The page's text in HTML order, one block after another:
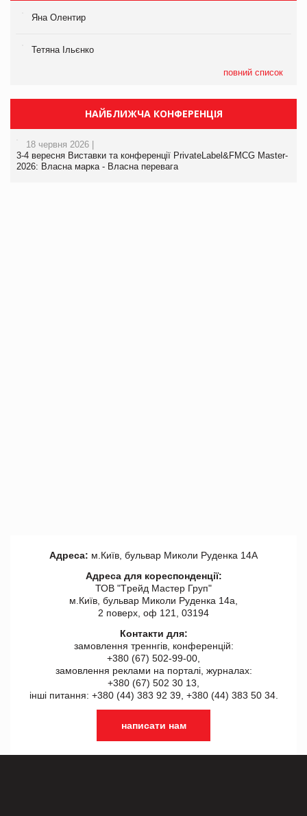
Яна Олентир
Тетяна Ільєнко
повний список
НАЙБЛИЖЧА КОНФЕРЕНЦІЯ
18 червня 2026 |
3-4 вересня Виставки та конференції PrivateLabel&FMCG Master-
2026: Власна марка - Власна перевага
Адреса: м.Київ, бульвар Миколи Руденка 14А
Адреса для кореспонденції:
ТОВ "Tрейд Мастер Груп"
м.Київ, бульвар Миколи Руденка 14а,
2 поверх, оф 121, 03194
Контакти для:
замовлення треннгів, конференцій:
+380 (67) 502-99-00,
замовлення реклами на порталі, журналах:
+380 (67) 502 30 13,
інші питання: +380 (44) 383 92 39, +380 (44) 383 50 34.
написати нам